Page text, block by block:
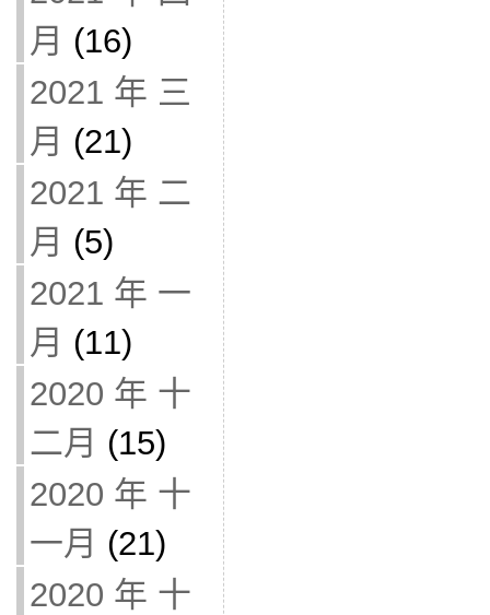
月 (16)
2021 年 三
月 (21)
2021 年 二
月 (5)
2021 年 一
月 (11)
2020 年 十
二月 (15)
2020 年 十
一月 (21)
2020 年 十